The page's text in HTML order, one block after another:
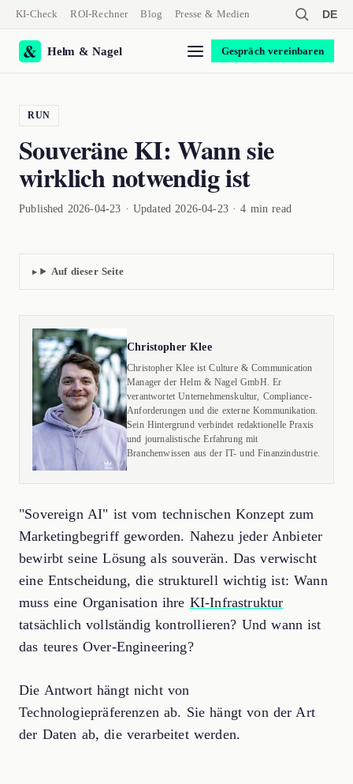
KI-Check ROI-Rechner Blog Presse & Medien DE
Helm & Nagel Gespräch vereinbaren
RUN
Souveräne KI: Wann sie
wirklich notwendig ist
Published 2026-04-23 · Updated 2026-04-23 · 4 min read
Auf dieser Seite
Christopher Klee
Christopher Klee ist Culture & Communication
Manager der Helm & Nagel GmbH. Er
verantwortet Unternehmenskultur, Compliance-
Anforderungen und die externe Kommunikation.
Sein Hintergrund verbindet redaktionelle Praxis
und journalistische Erfahrung mit
Branchenwissen aus der IT- und Finanzindustrie.
"Sovereign AI" ist vom technischen Konzept zum
Marketingbegriff geworden. Nahezu jeder Anbieter
bewirbt seine Lösung als souverän. Das verwischt
eine Entscheidung, die strukturell wichtig ist: Wann
muss eine Organisation ihre KI-Infrastruktur
tatsächlich vollständig kontrollieren? Und wann ist
das teures Over-Engineering?
Die Antwort hängt nicht von
Technologiepräferenzen ab. Sie hängt von der Art
der Daten ab, die verarbeitet werden.